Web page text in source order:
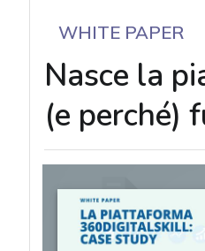
WHITE PAPER
Nasce la
(e perché)